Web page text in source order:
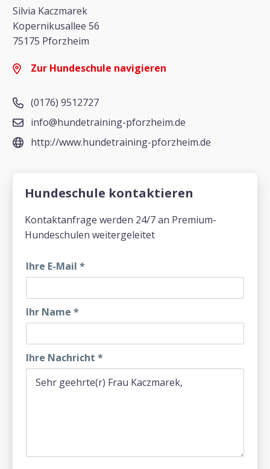
Silvia Kaczmarek
Kopernikusallee 56
75175 Pforzheim
Zur Hundeschule navigieren
(0176) 9512727
info@hundetraining-pforzheim.de
http://www.hundetraining-pforzheim.de
Hundeschule kontaktieren
Kontaktanfrage werden 24/7 an Premium-
Hundeschulen weitergeleitet
Ihre E-Mail *
Ihr Name *
Ihre Nachricht *